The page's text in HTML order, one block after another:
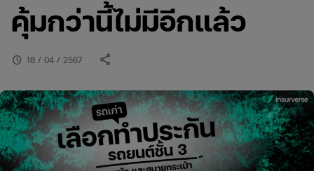
คุ้มกว่านี้ไม่มีอีกแล้ว
schedule 18 / 04 / 2567 share